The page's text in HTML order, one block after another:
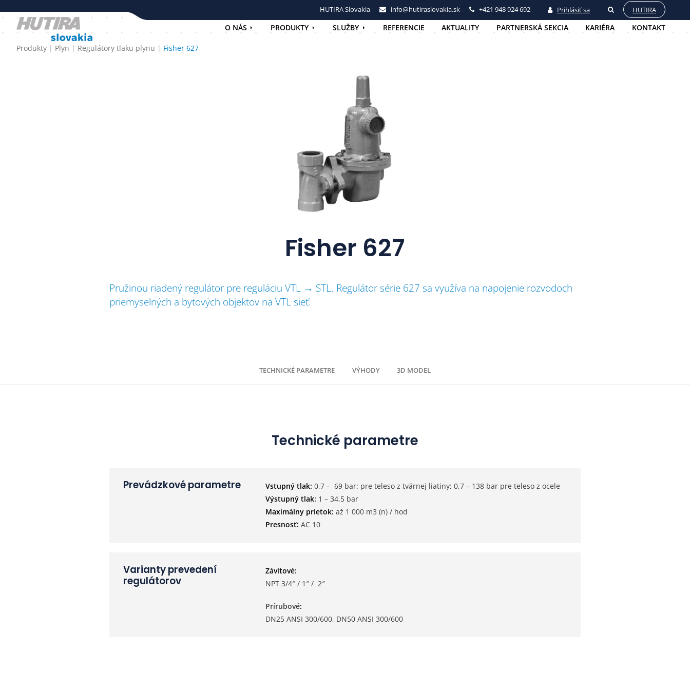
HUTIRA Slovakia info@hutiraslovakia.sk +421 948 924 692 Prihlásiť sa HUTIRA
O NÁS PRODUKTY SLUŽBY REFERENCIE AKTUALITY PARTNERSKÁ SEKCIA KARIÉRA KONTAKT
Produkty Plyn Regulátory tlaku plynu Fisher 627
Fisher 627
Pružinou riadený regulátor pre reguláciu VTL → STL. Regulátor série 627 sa využíva na napojenie rozvodoch
priemyselných a bytových objektov na VTL sieť.
TECHNICKÉ PARAMETRE VÝHODY 3D MODEL
Technické parametre
Prevádzkové parametre Vstupný tlak: 0,7 – 69 bar: pre teleso z tvárnej liatiny; 0,7 – 138 bar pre teleso z ocele
Výstupný tlak: 1 – 34,5 bar
Maximálny prietok: až 1 000 m3 (n) / hod
Presnosť: AC 10
Varianty prevedení
regulátorov
Závitové:
NPT 3/4″ / 1″ / 2″
Prírubové:
DN25 ANSI 300/600, DN50 ANSI 300/600